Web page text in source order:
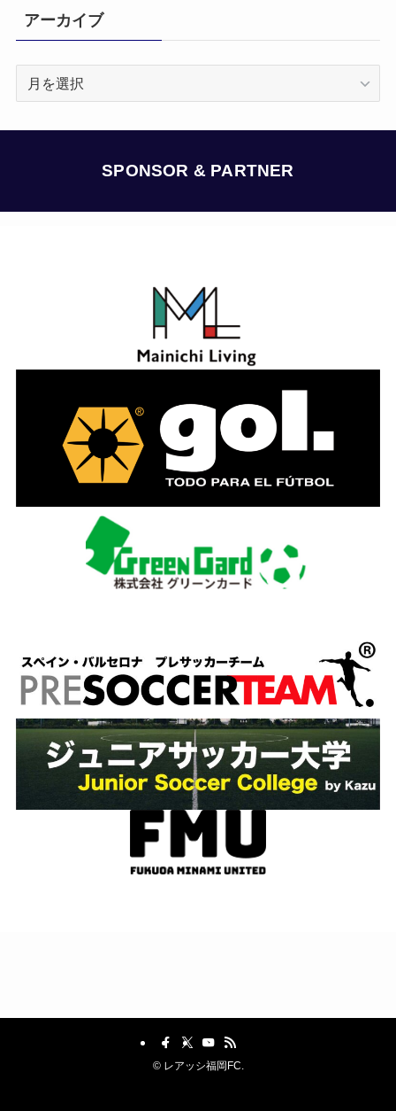
アーカイブ
SPONSOR & PARTNER
©レアッシ福岡FC.